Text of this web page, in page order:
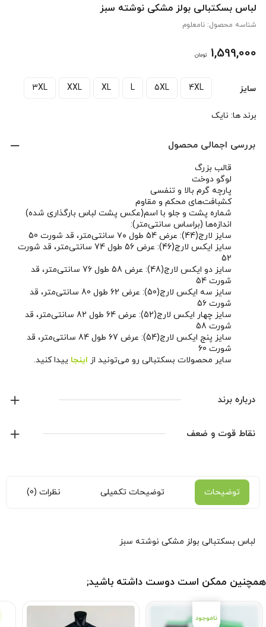
لباس بسکتبالی بولز مشکی نوشته سبز
شناسه محصول: نامعلوم
1,599,000 تومان
سایز 4XL
5XL
L
XL
XXL
3XL
برند ها: نایک
بررسی اجمالی محصول
قالب بزرگ
لوگو دوخت
پارچه گرم بالا و تنفسی
کشبافت‌های محکم و مقاوم
شماره پشت و جلو با اسم(عکس پشت لباس بارگذاری شده)
اندازه‌ها (براساس سانتی‌متر):
سایز لارج(44): عرض 54 طول ۷۰ سانتی‌متر، قد شورت 50
سایز ایکس لارج(46): عرض 56 طول 74 سانتی‌متر، قد شورت
52
سایز دو ایکس لارج(48): عرض 58 طول 76 سانتی‌متر، قد
شورت 54
سایز سه ایکس لارج(50): عرض 62 طول 80 سانتی‌متر، قد
شورت 56
سایز چهار ایکس لارج(52): عرض 64 طول 82 سانتی‌متر، قد
شورت 58
سایز پنج ایکس لارج(54): عرض 67 طول 84 سانتی‌متر، قد
شورت 60
سایر محصولات بسکتبالی رو می‌تونید از اینجا پیدا کنید.
محصولات جدید رو دنبال کنید.درباره برند
نایک
نقاط قوت و ضعف
توضیحات توضیحات تکمیلی نظرات (0)
لباس بسکتبالی بولز مشکی نوشته سبز
همچنین ممکن است دوست داشته باشید;